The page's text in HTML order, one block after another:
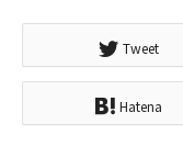
Tweet
Hatena